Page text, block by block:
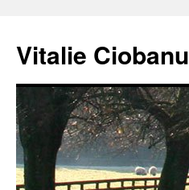
Vitalie Ciobanu